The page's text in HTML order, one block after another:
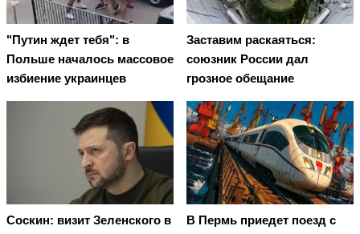
"Путин ждет тебя": в
Польше началось массовое
избиение украинцев
Заставим раскаяться:
союзник России дал
грозное обещание
Соскин: визит Зеленского в
В Пермь приедет поезд с